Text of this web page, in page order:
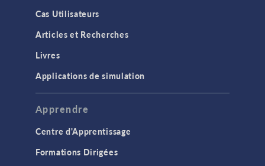
Cas Utilisateurs
Articles et Recherches
Livres
Applications de simulation
Apprendre
Centre d'Apprentissage
Formations Dirigées